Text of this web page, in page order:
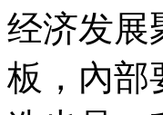
经济发展
板，內部